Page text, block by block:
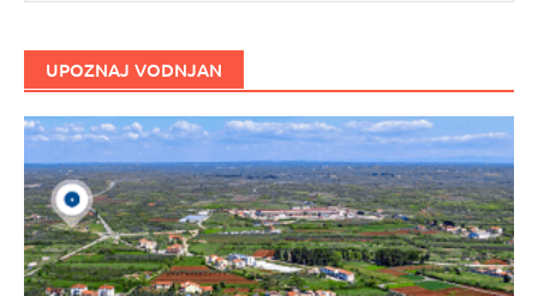
UPOZNAJ VODNJAN